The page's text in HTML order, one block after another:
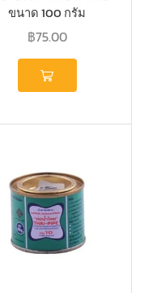
ขนาด 100 กรัม
฿75.00